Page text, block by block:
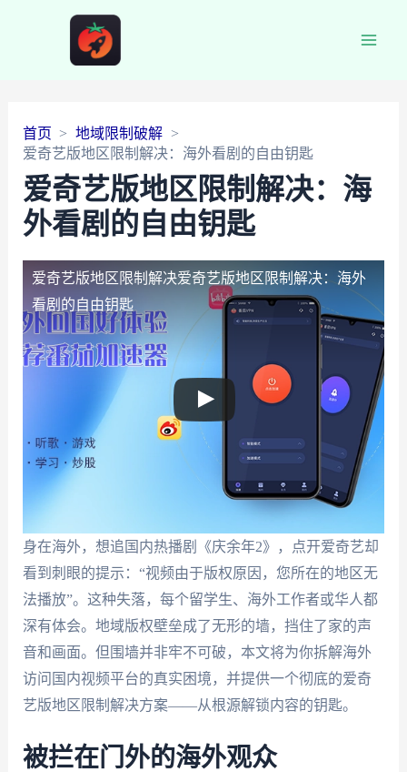
首页
地域限制破解
爱奇艺版地区限制解决：海外看剧的自由钥匙
爱奇艺版地区限制解决：海
外看剧的自由钥匙
爱奇艺版地区限制解决爱奇艺版地区限制解决：海外
看剧的自由钥匙
身在海外，想追国内热播剧《庆余年2》，点开爱奇艺却
看到刺眼的提示：“视频由于版权原因，您所在的地区无
法播放”。这种失落，每个留学生、海外工作者或华人都
深有体会。地域版权壁垒成了无形的墙，挡住了家的声
音和画面。但围墙并非牢不可破，本文将为你拆解海外
访问国内视频平台的真实困境，并提供一个彻底的爱奇
艺版地区限制解决方案——从根源解锁内容的钥匙。
被拦在门外的海外观众